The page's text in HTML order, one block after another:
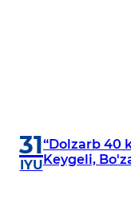
31
IYU
“Dolzarb 40
Keygeli,